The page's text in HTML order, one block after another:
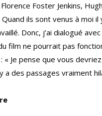
Foster Jenkins,
ils sont venus à moi
Donc, j’ai dialogué
film ne pourrait pas
« Je pense que vous
y a des passages vraiment